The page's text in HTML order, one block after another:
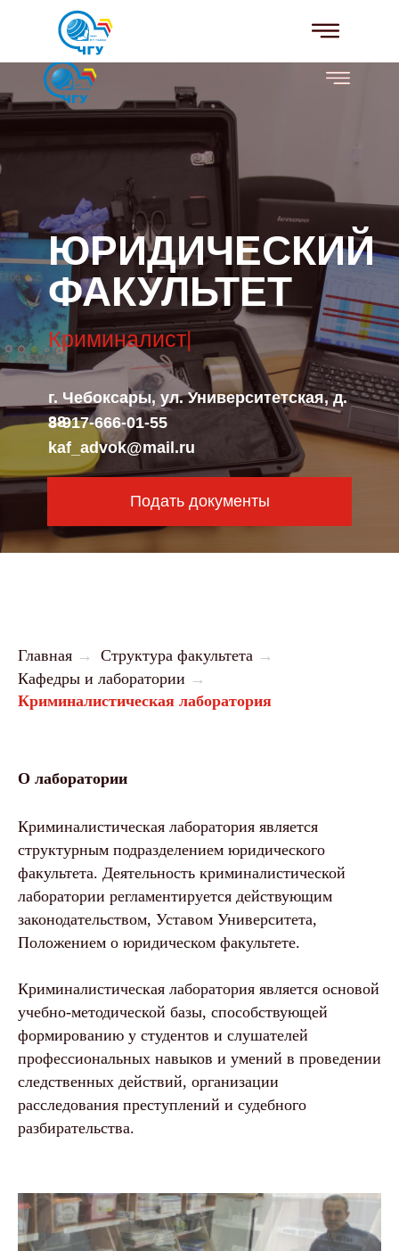
Кр|
ЮРИДИЧЕСКИЙ
ФАКУЛЬТЕТ
Подать документы
г. Чебоксары, ул. Университетская, д.
38
8-917-666-01-55
kaf_advok@mail.ru
Главная → Структура факультета →
Кафедры и лаборатории →
Криминалистическая лаборатория
О лаборатории
Криминалистическая лаборатория является
структурным подразделением юридического
факультета. Деятельность криминалистической
лаборатории регламентируется действующим
законодательством, Уставом Университета,
Положением о юридическом факультете.
Криминалистическая лаборатория является основой
учебно-методической базы, способствующей
формированию у студентов и слушателей
профессиональных навыков и умений в проведении
следственных действий, организации
расследования преступлений и судебного
разбирательства.